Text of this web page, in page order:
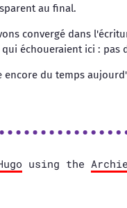
au final.
convergé dans
échoueraient ici : pas
du temps
using the